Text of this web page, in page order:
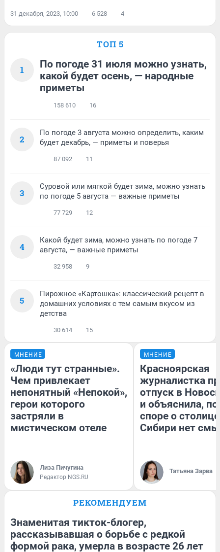
31 декабря, 2023, 10:00 6 528 4
ТОП 5
1
По погоде 31 июля можно узнать,
какой будет осень, — народные
приметы
158 610 16
2
По погоде 3 августа можно определить, каким
будет декабрь, — приметы и поверья
87 092 11
3
Суровой или мягкой будет зима, можно узнать
по погоде 5 августа — важные приметы
77 729 12
4
Какой будет зима, можно узнать по погоде 7
августа, — важные приметы
32 958 9
5
Пирожное «Картошка»: классический рецепт в
домашних условиях с тем самым вкусом из
детства
30 614 15
МНЕНИЕ
«Люди тут странные».
Чем привлекает
непонятный «Непокой»,
герои которого
застряли в
мистическом отеле
Лиза Пичугина
Редактор NGS.RU
МНЕНИЕ
Красноярская
журналистка
отпуск в
и объяснила,
споре о столице
Сибири нет
Татьяна Зарва
РЕКОМЕНДУЕМ
Знаменитая тикток-блогер,
рассказывавшая о борьбе с редкой
формой рака, умерла в возрасте 26 лет